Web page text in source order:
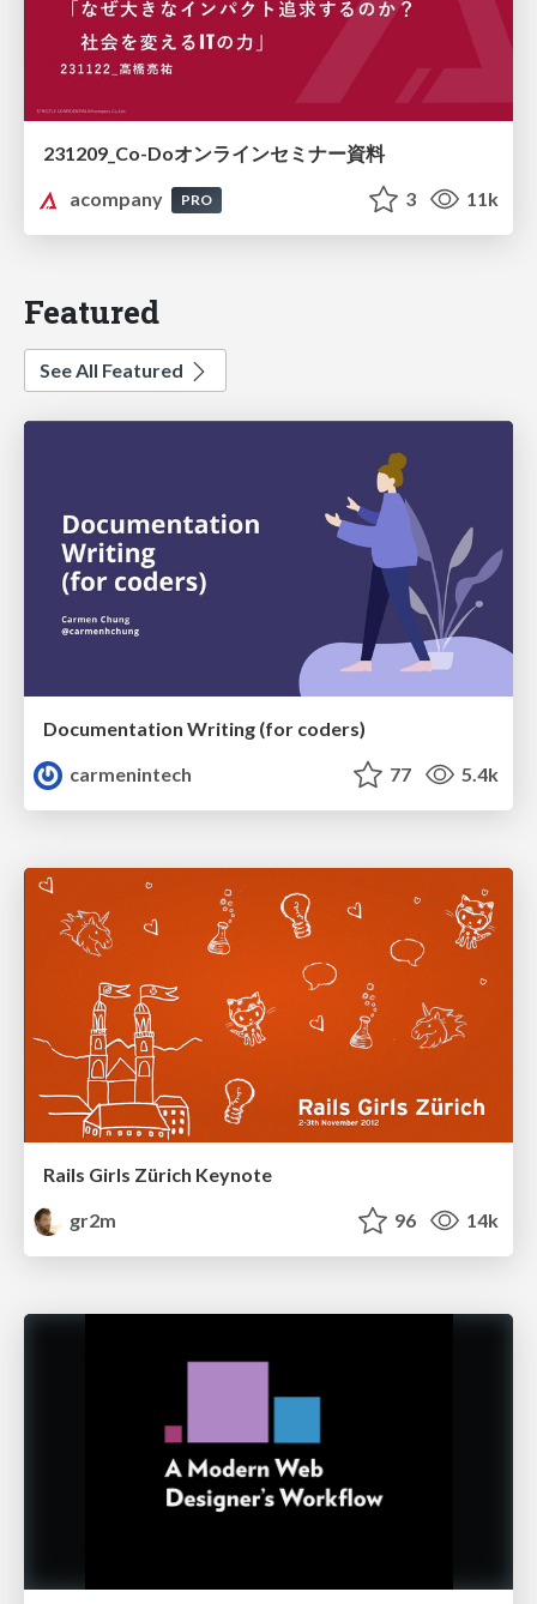
231209_Co-Doオンラインセミナー資料
acompany
PRO 3 11k
Featured
See All Featured
Documentation Writing (for coders)
carmenintech
77 5.4k
Rails Girls Zürich Keynote
gr2m
96 14k